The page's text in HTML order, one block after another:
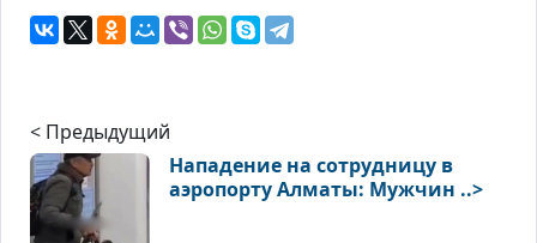
< Предыдущий
Нападение на сотрудницу в
аэропорту Алматы: Мужчин ..>